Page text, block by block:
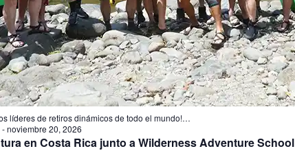
en Costa Rica junto a Wilderness Adventure School
líderes de retiros dinámicos de todo el mundo!…
-noviembre 20, 2026